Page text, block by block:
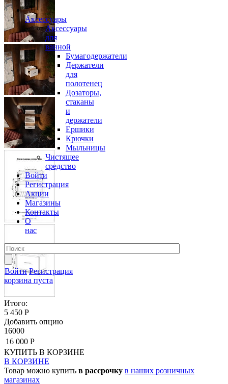
Аксессуары
Аксессуары
для
ванной
Бумагодержатели
Держатели
для
полотенец
Дозаторы,
стаканы
и
держатели
Ершики
Крючки
Мыльницы
Чистящее
средство
Войти
Регистрация
Акции
Магазины
Контакты
О
нас
Войти Регистрация
корзина пуста
Итого:
5 450 Р
Добавить опцию
16000
16 000 Р
КУПИТЬ В КОРЗИНЕ
В КОРЗИНЕ
Товар можно купить в рассрочку в наших розничных
магазинах